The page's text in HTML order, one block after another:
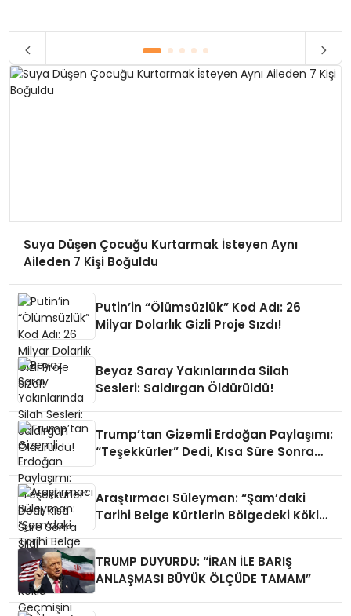
Suya Düşen Çocuğu Kurtarmak İsteyen Aynı
Aileden 7 Kişi Boğuldu
Putin’in “Ölümsüzlük” Kod Adı: 26
Milyar Dolarlık Gizli Proje Sızdı!
Beyaz Saray Yakınlarında Silah
Sesleri: Saldırgan Öldürüldü!
Trump’tan Gizemli Erdoğan Paylaşımı:
“Teşekkürler” Dedi, Kısa Süre Sonra
Araştırmacı Süleyman: “Şam’daki
Tarihi Belge Kürtlerin Bölgedeki Köklü
TRUMP DUYURDU: “İRAN İLE BARIŞ
ANLAŞMASI BÜYÜK ÖLÇÜDE TAMAM”